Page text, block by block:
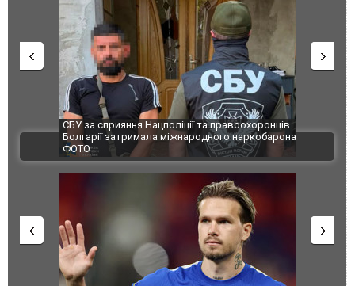
пожежі у
СБУ за сприяння Нацполіції та правоохоронців
Болгарії затримала міжнародного наркобарона.
ФОТО
Росіяни
одна
ВІДЕО